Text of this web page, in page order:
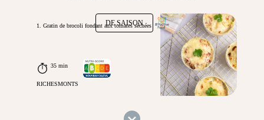
DE SAISON
1. Gratin de brocoli fondant aux tomates séchées
35 min
RICHESMONTS